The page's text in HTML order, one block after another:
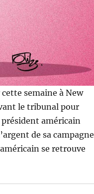
semaine à New
le tribunal pour
américain
de sa campagne
se retrouve